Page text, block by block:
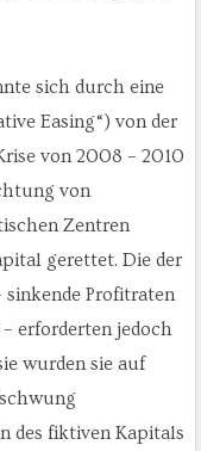
sich durch eine
Easing“) von der
von 2008 – 2010
von
Zentren
gerettet. Die der
sinkende Profitraten
erforderten jedoch
wurden sie auf
des fiktiven Kapitals